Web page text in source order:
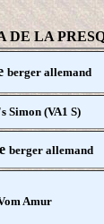
DE LA
berger allemand
Simon (VA1 S)
berger allemand
Amur